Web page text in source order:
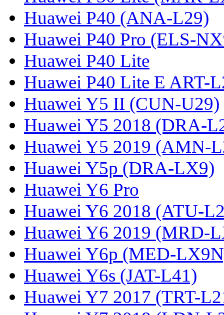
Huawei P40 (ANA-L29)
Huawei P40 Pro (ELS-
Huawei P40 Lite
Huawei P40 Lite E ART-
Huawei Y5 II (CUN-U29)
Huawei Y5 2018 (DRA-
Huawei Y5 2019 (AMN-
Huawei Y5p (DRA-LX9)
Huawei Y6 Pro
Huawei Y6 2018 (ATU-
Huawei Y6 2019 (MRD-
Huawei Y6p (MED-
Huawei Y6s (JAT-L41)
Huawei Y7 2017 (TRT-